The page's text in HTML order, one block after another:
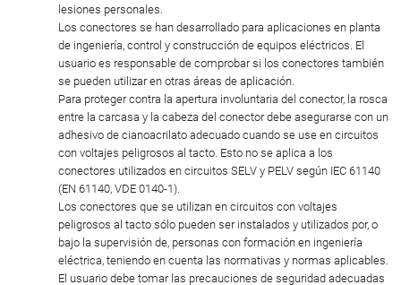
lesiones personales.
Los conectores se han desarrollado para aplicaciones en planta
de ingeniería, control y construcción de equipos eléctricos. El
usuario es responsable de comprobar si los conectores también
se pueden utilizar en otras áreas de aplicación.
Para proteger contra la apertura involuntaria del conector, la rosca
entre la carcasa y la cabeza del conector debe asegurarse con un
adhesivo de cianoacrilato adecuado cuando se use en circuitos
con voltajes peligrosos al tacto. Esto no se aplica a los
conectores utilizados en circuitos SELV y PELV según IEC 61140
(EN 61140, VDE 0140-1).
Los conectores que se utilizan en circuitos con voltajes
peligrosos al tacto sólo pueden ser instalados y utilizados por, o
bajo la supervisión de, personas con formación en ingeniería
eléctrica, teniendo en cuenta las normativas y normas aplicables.
El usuario debe tomar las precauciones de seguridad adecuadas